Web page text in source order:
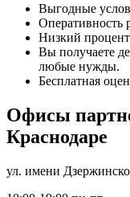
Выгодные
Оперативность
Низкий
Вы получаете
любые нужды.
Бесплатная
Офисы
Краснодаре
ул. имени